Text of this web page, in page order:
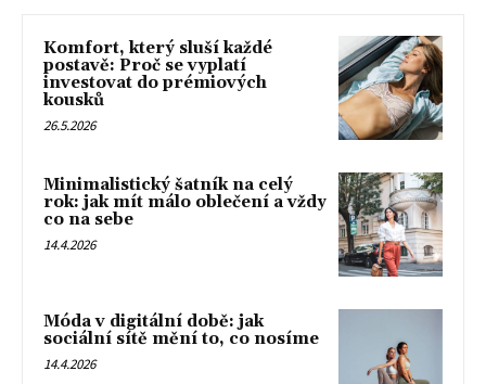
Komfort, který sluší každé
postavě: Proč se vyplatí
investovat do prémiových
kousků
26.5.2026
Minimalistický šatník na celý
rok: jak mít málo oblečení a vždy
co na sebe
14.4.2026
Móda v digitální době: jak
sociální sítě mění to, co nosíme
14.4.2026